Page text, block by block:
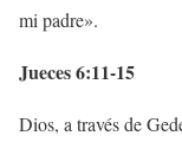
mi padre».
Jueces 6:11-15
Dios, a través de